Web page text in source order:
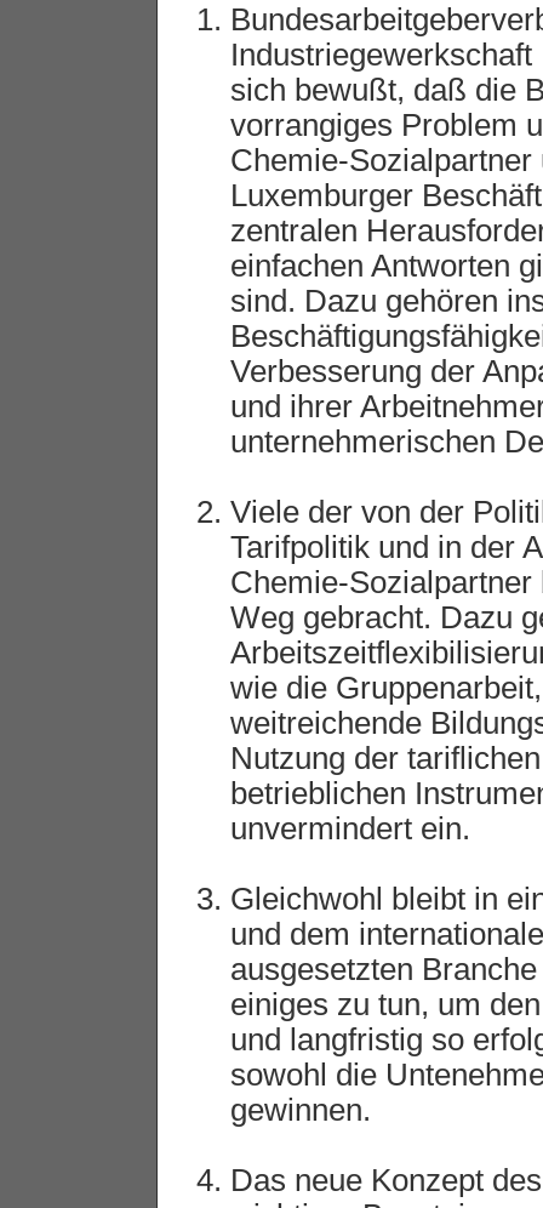
sich bewußt, daß die
vorrangiges Problem
Chemie-
Luxemburger
zentralen
einfachen Antworten
sind. Dazu gehören
Verbesserung der
und ihrer
unternehmerischen
Viele der von der
Tarifpolitik und in der
Chemie-
Weg gebracht. Dazu
wie die
weitreichende
Nutzung der
betrieblichen
unvermindert ein.
Gleichwohl bleibt in
und dem
ausgesetzten
einiges zu tun, um
und langfristig so
sowohl die
gewinnen.
Das neue Konzept